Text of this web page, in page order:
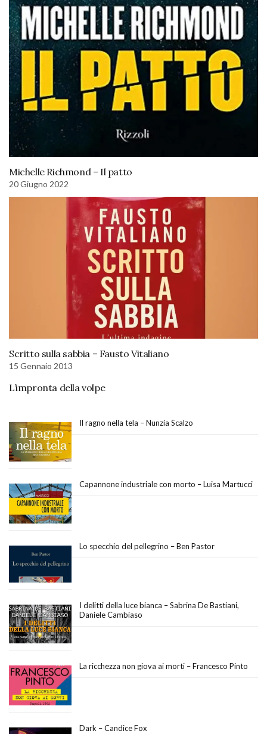
Michelle Richmond – Il patto
20 Giugno 2022
Scritto sulla sabbia – Fausto Vitaliano
15 Gennaio 2013
L’impronta della volpe
Il ragno nella tela – Nunzia Scalzo
Capannone industriale con morto – Luisa Martucci
Lo specchio del pellegrino – Ben Pastor
I delitti della luce bianca – Sabrina De Bastiani,
Daniele Cambiaso
La ricchezza non giova ai morti – Francesco Pinto
Dark – Candice Fox